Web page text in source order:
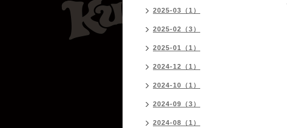
2025-03（1）
2025-02（3）
2025-01（1）
2024-12（1）
2024-10（1）
2024-09（3）
2024-08（1）